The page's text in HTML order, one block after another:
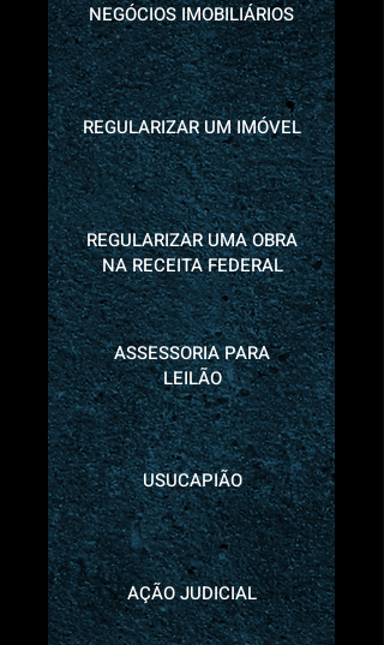
NEGÓCIOS IMOBILIÁRIOS
ASSESSORIA PARA
LEILÃO
AÇÃO JUDICIAL
REGULARIZAR UM IMÓVEL
REGULARIZAR UMA OBRA
NA RECEITA FEDERAL
USUCAPIÃO